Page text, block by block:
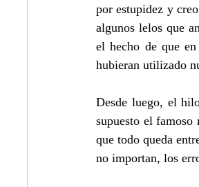
por estupidez y
algunos lelos que
el hecho de que
hubieran utilizado
Desde luego, el
supuesto el
que todo queda
no importan, los